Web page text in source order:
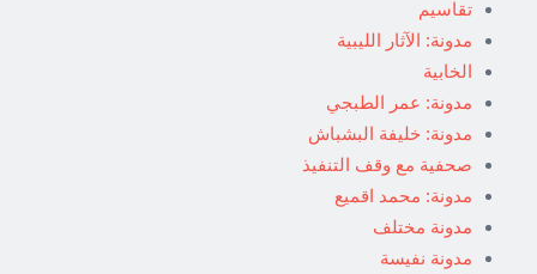
تقاسيم
مدونة: الآثار الليبية
الخابية
مدونة: عمر الطبجي
مدونة: خليفة البشباش
صحفية مع وقف التنفيذ
مدونة: محمد اقميع
مدونة مختلف
مدونة نفيسة